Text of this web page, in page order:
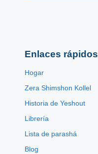
Enlaces rápidos
Hogar
Zera Shimshon Kollel
Historia de Yeshout
Librería
Lista de parashá
Blog